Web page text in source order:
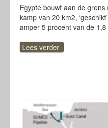
Egypte bouwt aan de
kamp van 20 km2,
amper 5 procent van de 1,8
Lees verder